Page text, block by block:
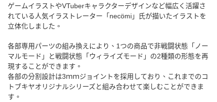
ゲームイラストやVTuberキャラクターデザインなど幅広く活躍さ
れている人気イラストレーター「necömi」氏が描いたイラストを
立体化しました。
各部専用パーツの組み換えにより、1つの商品で非戦闘状態「ノー
マルモード」と戦闘状態「ウィライズモード」の2種類の形態を再
現することができます。
各部の分割設計は3ｍｍジョイントを採用しており、これまでのコ
トブキヤオリジナルシリーズと組み合わせて楽しむことができま
す。